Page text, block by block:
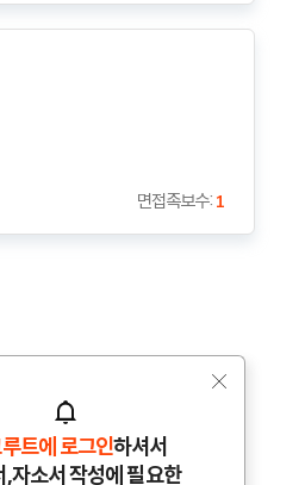
면접족보수 : 1
트에 로그인하셔서
,자소서 작성에 필요한